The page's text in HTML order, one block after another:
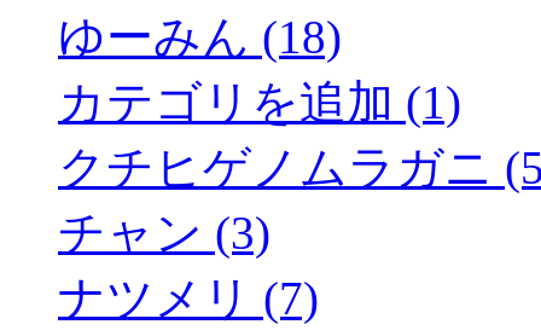
ゆーみん (18)
カテゴリを追加 (1)
クチヒゲノムラガニ
チャン (3)
ナツメリ (7)